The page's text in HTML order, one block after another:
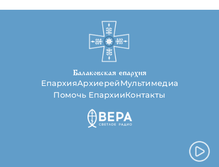
Балаковская епархия
ЕпархияАрхиерейМультимедиа
Помочь ЕпархииКонтакты